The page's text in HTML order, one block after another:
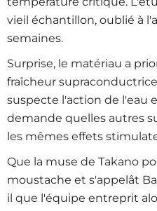
vieil échantillon, oublié à
semaines.
Surprise, le matériau a
fraîcheur
suspecte l'action de l'eau
demande quelles autres
les mêmes effets
Que la muse de Takano
moustache et s'appelât
il que l'équipe entreprit